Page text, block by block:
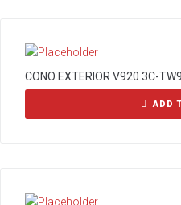
CONO EXTERIOR V920.3C-
ADD